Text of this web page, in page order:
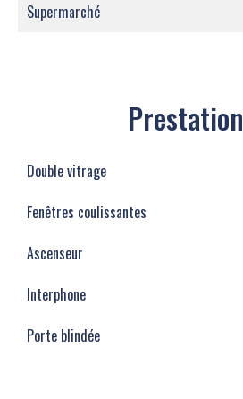
Supermarché
Double vitrage
Fenêtres coulissantes
Ascenseur
Interphone
Porte blindée